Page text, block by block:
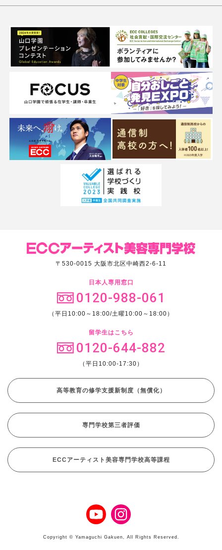
〒530-0015 大阪市北区中崎西2-6-11
日本人専用窓口
0120-988-061
（平日10:00～18:00/土曜10:00～18:00）
留学生はこちら
0120-644-882
（平日10:00-17:30）
高等教育の修学支援新制度（無償化）
専門学校第三者評価
ECCアーティスト美容専門学校高等課程
Copyright © Yamaguchi Gakuen, All Rights Reserved.